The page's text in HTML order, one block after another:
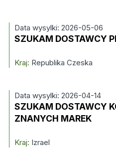
Data wysylki: 2026-05-06
SZUKAM DOSTAWCY
Kraj: Republika Czeska
Data wysylki: 2026-04-14
SZUKAM DOSTAWCY
ZNANYCH MAREK
Kraj: Izrael